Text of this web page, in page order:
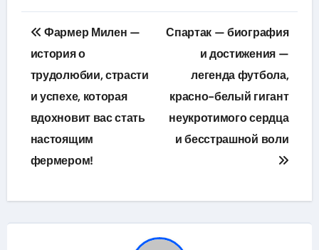
Навигация
по
записям
Фармер Милен —
история о
трудолюбии, страсти
и успехе, которая
вдохновит вас стать
настоящим
фермером!
Спартак — биография
и достижения —
легенда футбола,
красно-белый гигант
неукротимого сердца
и бесстрашной воли